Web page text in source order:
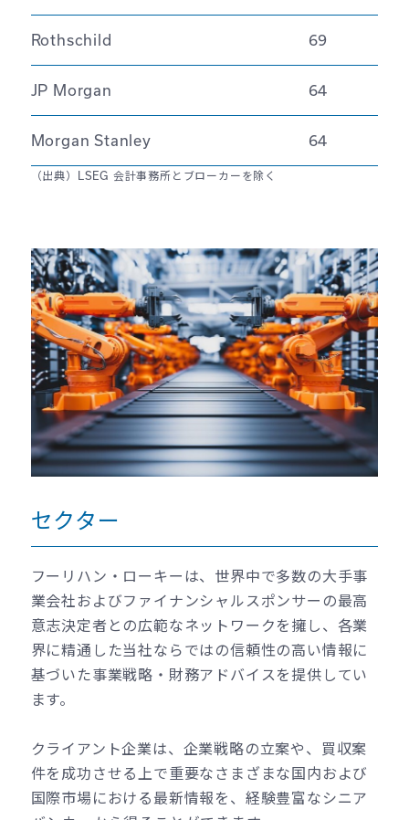
Rothschild 69
JP Morgan 64
Morgan Stanley 64
（出典）LSEG 会計事務所とブローカーを除く
セクター
フーリハン・ローキーは、世界中で多数の大手事
業会社およびファイナンシャルスポンサーの最高
意志決定者との広範なネットワークを擁し、各業
界に精通した当社ならではの信頼性の高い情報に
基づいた事業戦略・財務アドバイスを提供してい
ます。
クライアント企業は、企業戦略の立案や、買収案
件を成功させる上で重要なさまざまな国内および
国際市場における最新情報を、経験豊富なシニア